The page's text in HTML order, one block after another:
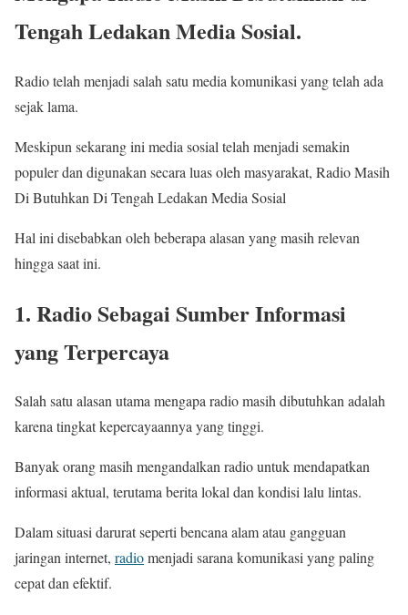
Tengah Ledakan Media Sosial.
Radio telah menjadi salah satu media komunikasi yang telah ada
sejak lama.
Meskipun sekarang ini media sosial telah menjadi semakin
populer dan digunakan secara luas oleh masyarakat, Radio Masih
Di Butuhkan Di Tengah Ledakan Media Sosial
Hal ini disebabkan oleh beberapa alasan yang masih relevan
hingga saat ini.
1. Radio Sebagai Sumber Informasi
yang Terpercaya
Salah satu alasan utama mengapa radio masih dibutuhkan adalah
karena tingkat kepercayaannya yang tinggi.
Banyak orang masih mengandalkan radio untuk mendapatkan
informasi aktual, terutama berita lokal dan kondisi lalu lintas.
Dalam situasi darurat seperti bencana alam atau gangguan
jaringan internet, radiomenjadi sarana komunikasi yang paling
cepat dan efektif.